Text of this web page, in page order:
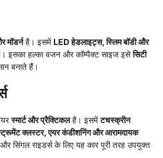
मॉडर्नहै। इसमेंLED हेडलाइट्स, स्लिम बॉडी और
इसका हल्का वजन और कॉम्पैक्ट साइज इसेसिटी
बनाते हैं।
स्मार्ट और प्रैक्टिकलहै। इसमेंटचस्क्रीन
क्लस्टर, एयर कंडीशनिंग और आरामदायक
और सिंगल राइडर्स के लिए यह कार पूरी तरह उपयुक्त